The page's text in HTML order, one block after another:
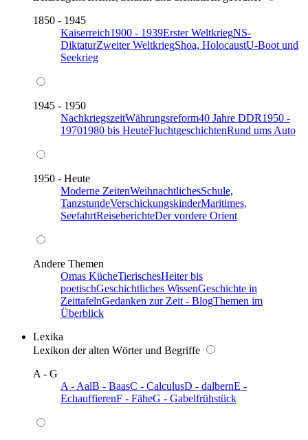
1850 - 1945
Kaiserreich1900 - 1939Erster WeltkriegNS-
DiktaturZweiter WeltkriegShoa, HolocaustU-Boot und
Seekrieg
1945 - 1950
NachkriegszeitWährungsreform40 Jahre DDR1950 -
19701980 bis HeuteFluchtgeschichtenRund ums Auto
1950 - Heute
Moderne ZeitenWeihnachtlichesSchule,
TanzstundeVerschickungskinderMaritimes,
SeefahrtReiseberichteDer vordere Orient
Andere Themen
Omas KücheTierischesHeiter bis
poetischGeschichtliches WissenGeschichte in
ZeittafelnGedanken zur Zeit - BlogThemen im
Überblick
Lexika
Lexikon der alten Wörter und Begriffe
A - G
A - AalB - BaasC - CalculusD - dalbernE -
EchauffierenF - FäheG - Gabelfrühstück